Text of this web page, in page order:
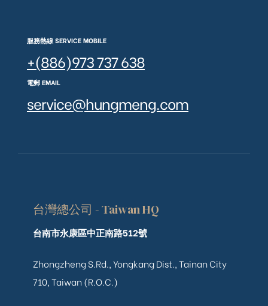
服務熱線 SERVICE MOBILE
+(886)973 737 638
電郵 EMAIL
service@hungmeng.com
台灣總公司 - Taiwan HQ
台南市永康區中正南路512號
Zhongzheng S.Rd., Yongkang Dist., Tainan City
710, Taiwan (R.O.C.)